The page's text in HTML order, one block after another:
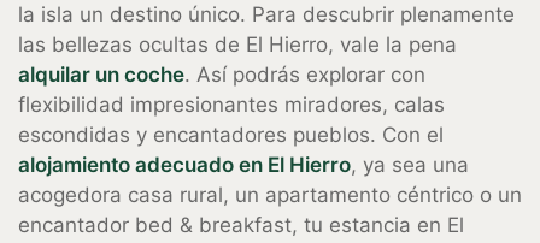
la isla un destino único. Para descubrir plenamente
las bellezas ocultas de El Hierro, vale la pena
alquilar un coche. Así podrás explorar con
flexibilidad impresionantes miradores, calas
escondidas y encantadores pueblos. Con el
alojamiento adecuado en El Hierro, ya sea una
acogedora casa rural, un apartamento céntrico o un
encantador bed & breakfast, tu estancia en El